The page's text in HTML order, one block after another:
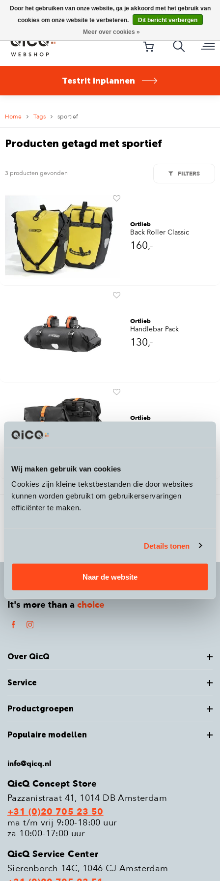
Wij maken gebruik van cookies
Cookies zijn kleine tekstbestanden die door websites
kunnen worden gebruikt om gebruikerservaringen
efficiënter te maken.
Details tonen
Naar de website
Riese & Müller Nevo5 Silent Core nu direct uit voorraad
leverbaar!
Testrit inplannen
Home Tags sportief
Producten getagd met sportief
3 producten gevonden FILTERS
Ortlieb
Back Roller Classic
160,-
Ortlieb
Handlebar Pack
130,-
Ortlieb
3 producten gevonden
It's more than a choice
Over QicQ
Service
Productgroepen
Populaire modellen
info@qicq.nl
QicQ Concept Store
Pazzanistraat 41, 1014 DB Amsterdam
+31 (0)20 705 23 50
ma t/m vrij 9:00-18:00 uur
za 10:00-17:00 uur
QicQ Service Center
Sierenborch 14C, 1046 CJ Amsterdam
Door het gebruiken van onze website, ga je akkoord met het gebruik van
cookies om onze website te verbeteren.
Dit bericht verbergen
Meer over cookies »